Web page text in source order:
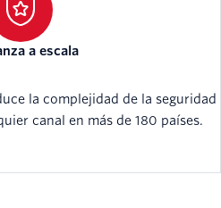
a escala
la complejidad de la seguridad
canal en más de 180 países.